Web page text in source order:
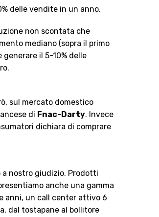
delle vendite in un anno.
non scontata che
mediano (sopra il primo
il 5-10% delle
sul mercato domestico
di Fnac-Darty. Invece
dichiara di comprare
a nostro giudizio. Prodotti
anche una gamma
anni, un call center attivo 6
dal tostapane al bollitore